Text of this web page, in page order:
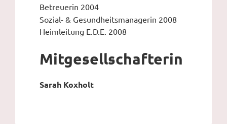
Betreuerin 2004
Sozial- & Gesundheitsmanagerin 2008
Heimleitung E.D.E. 2008
Mitgesellschafterin
Sarah Koxholt